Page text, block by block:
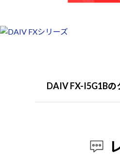
DAIV FX-I5G1Bの